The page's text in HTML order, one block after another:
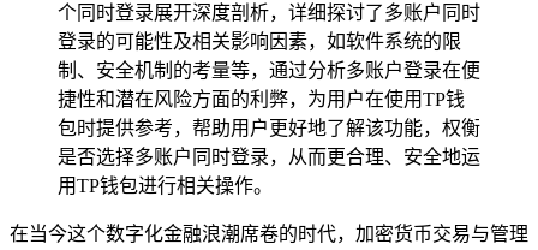
个同时登录展开深度剖析，详细探讨了多账户同时
登录的可能性及相关影响因素，如软件系统的限
制、安全机制的考量等，通过分析多账户登录在便
捷性和潜在风险方面的利弊，为用户在使用TP钱
包时提供参考，帮助用户更好地了解该功能，权衡
是否选择多账户同时登录，从而更合理、安全地运
用TP钱包进行相关操作。
在当今这个数字化金融浪潮席卷的时代，加密货币交易与管理